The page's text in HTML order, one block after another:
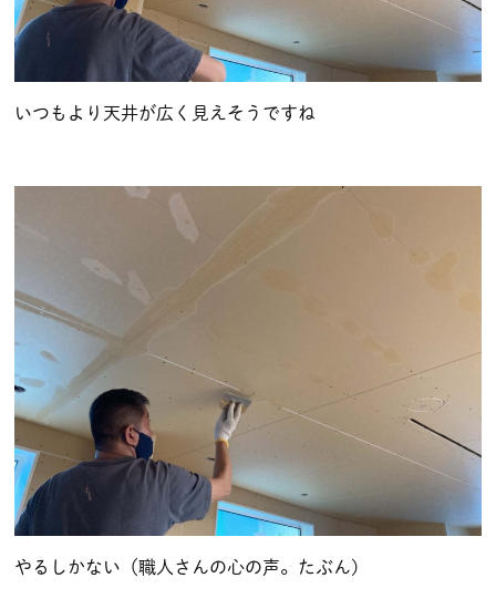
いつもより天井が広く見えそうですね
やるしかない（職人さんの心の声。たぶん)